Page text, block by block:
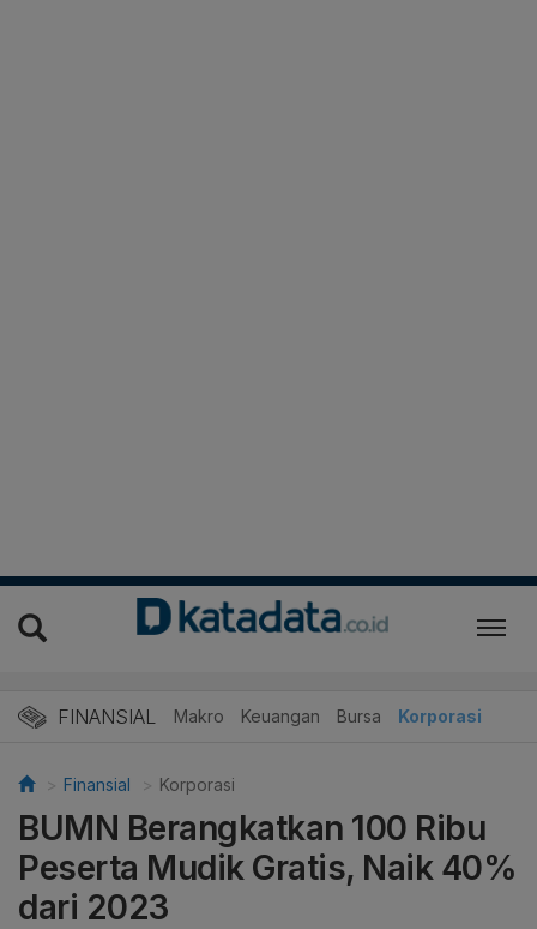
FINANSIAL Makro Keuangan Bursa Korporasi
Finansial Korporasi
BUMN Berangkatkan 100 Ribu
Peserta Mudik Gratis, Naik 40%
dari 2023